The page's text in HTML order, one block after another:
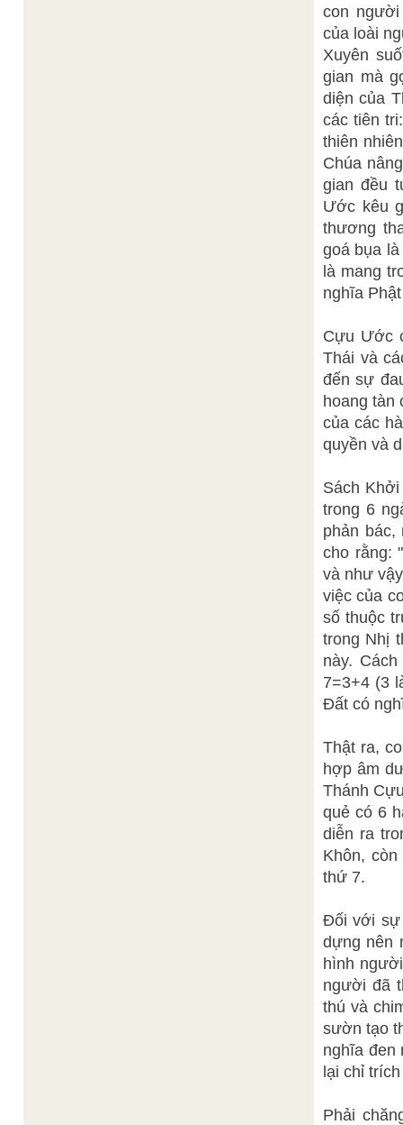
con
của loài
Xuyên
gian mà
diện của
các tiên
thiên
Chúa
gian đều
Ước kêu
thương
goá bụa
là mang
nghĩa
Cựu Ước
Thái và
đến sự
hoang tàn
của các
quyền và
Sách
trong 6
phản bác,
cho rằng:
và như
việc của
số thuộc
trong Nhị
này.
7=3+4 (3
Đất có
Thật ra,
hợp âm
Thánh
quẻ có 6
diễn ra
Khôn,
thứ 7.
Đối với sự
dựng nên
hình
người đã
thú và
sườn tạo
nghĩa đen
lại chỉ
Phải